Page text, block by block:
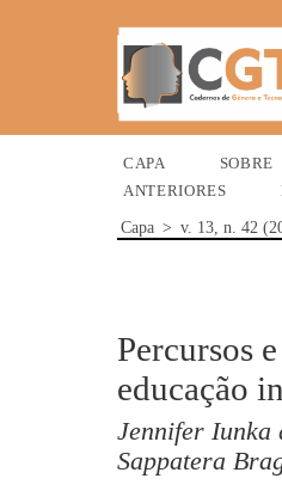
CAPA SOBRE
ANTERIORES
Capa > v. 13, n. 42
Percursos
educação
Jennifer Iunka
Sappatera